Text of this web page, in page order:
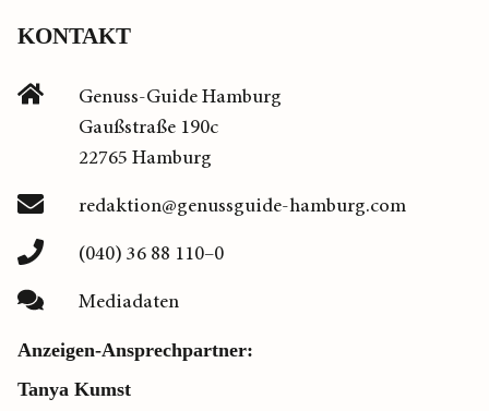
KONTAKT
Genuss-Guide Hamburg
Gaußstraße 190c
22765 Hamburg
redaktion@genussguide-hamburg.com
(040) 36 88 110–0
Mediadaten
Anzeigen-Ansprechpartner:
Tanya Kumst